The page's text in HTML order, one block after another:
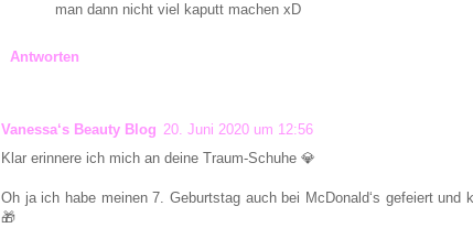
man dann nicht viel kaputt machen xD
Antworten
Vanessa‘s Beauty Blog 20. Juni 2020 um 12:56
Klar erinnere ich mich an deine Traum-Schuhe 💎
Oh ja ich habe meinen 7. Geburtstag auch bei McDonald‘s gefeiert und
🎁